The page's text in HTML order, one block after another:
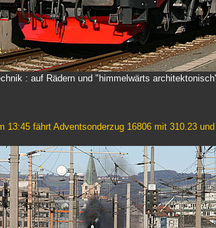
: auf Rädern und "himmelwärts
13:45 fährt Adventsonderzug 16806 mit 310.23